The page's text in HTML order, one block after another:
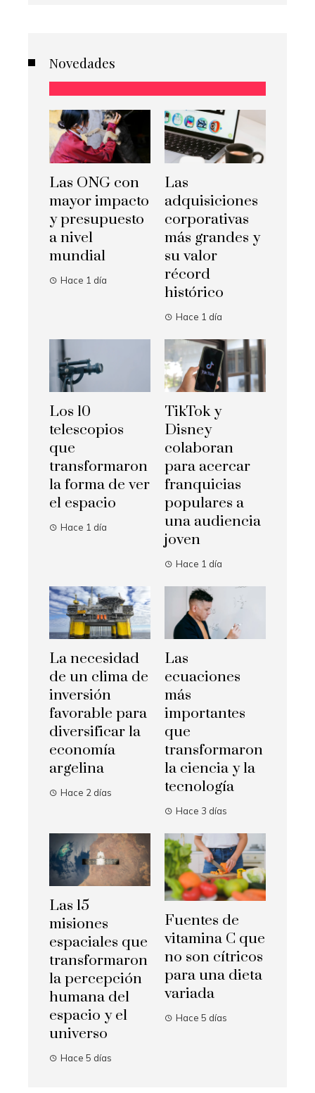
Novedades
Las ONG con
mayor impacto
y presupuesto
a nivel
mundial
Hace 1 día
Las
adquisiciones
corporativas
más grandes y
su valor
récord
histórico
Hace 1 día
Los 10
telescopios
que
transformaron
la forma de ver
el espacio
Hace 1 día
TikTok y
Disney
colaboran
para acercar
franquicias
populares a
una audiencia
joven
Hace 1 día
La necesidad
de un clima de
inversión
favorable para
diversificar la
economía
argelina
Hace 2 días
Las
ecuaciones
más
importantes
que
transformaron
la ciencia y la
tecnología
Hace 3 días
Las 15
misiones
espaciales que
transformaron
la percepción
humana del
espacio y el
universo
Hace 5 días
Fuentes de
vitamina C que
no son cítricos
para una dieta
variada
Hace 5 días